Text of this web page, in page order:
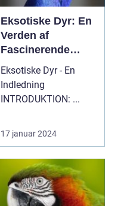
Eksotiske Dyr: En
Verden af
Fascinerende
Skabninger
Eksotiske Dyr - En
Indledning
INTRODUKTION: ...
17 januar 2024